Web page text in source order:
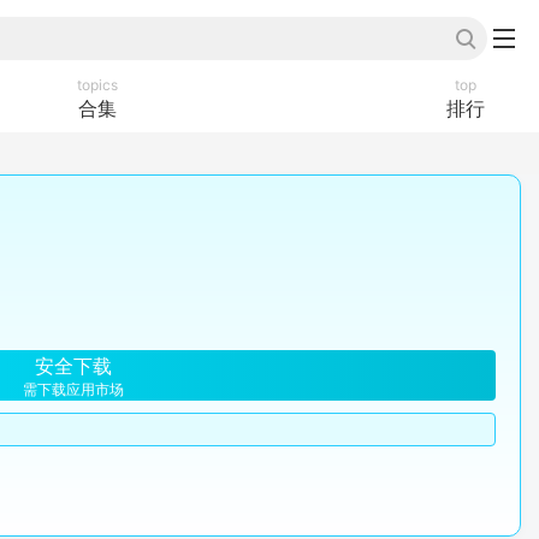
topics
合集
top
排行
安全下载
需下载应用市场